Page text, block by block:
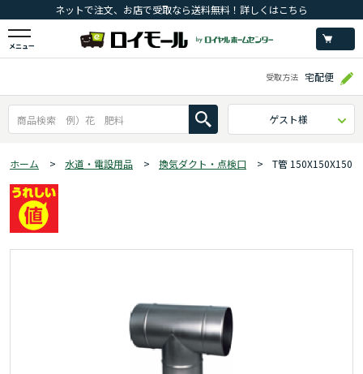
ネットで注文、お店で受取なら送料無料！詳しくはこちら
メニュー
受取方法 宅配便
ゲスト様
ホーム > 水道・電設用品 > 換気ダクト・点検口 > T管 150X150X150